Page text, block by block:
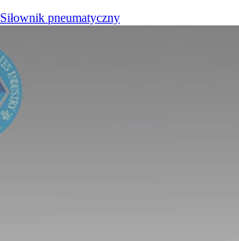
Siłownik pneumatyczny